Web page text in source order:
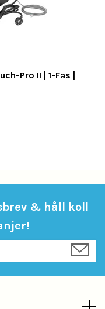
Pro II | 1-Fas |
& håll koll